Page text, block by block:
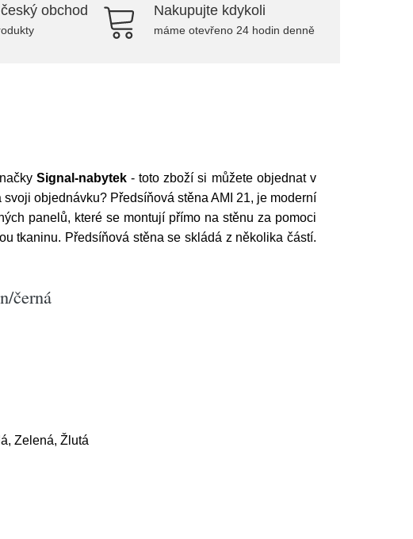
obchod Nakupujte kdykoli
máme otevřeno 24 hodin denně
Signal-nabytek- toto zboží si můžete objednat v
objednávku? Předsíňová stěna AMI 21, je moderní
panelů, které se montují přímo na stěnu za pomoci
tkaninu. Předsíňová stěna se skládá z několika částí.
černá
Zelená, Žlutá